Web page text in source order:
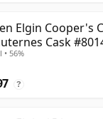
Elgin Cooper's
Cask
• 56%
?